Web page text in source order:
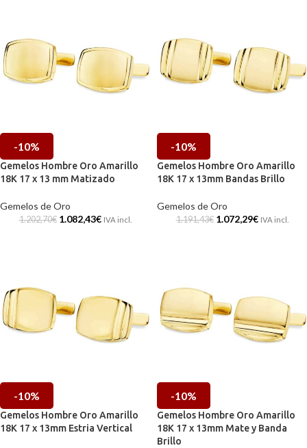
-10%
Gemelos Hombre Oro Amarillo
18K 17 x 13 mm Matizado
Gemelos de Oro
1.202,70€ 1.082,43€ IVA incl.
-10%
Gemelos Hombre Oro Amarillo
18K 17 x 13mm Bandas Brillo
Gemelos de Oro
1.191,43€ 1.072,29€ IVA incl.
-10%
Gemelos Hombre Oro Amarillo
18K 17 x 13mm Estria Vertical
-10%
Gemelos Hombre Oro Amarillo
18K 17 x 13mm Mate y Banda
Brillo